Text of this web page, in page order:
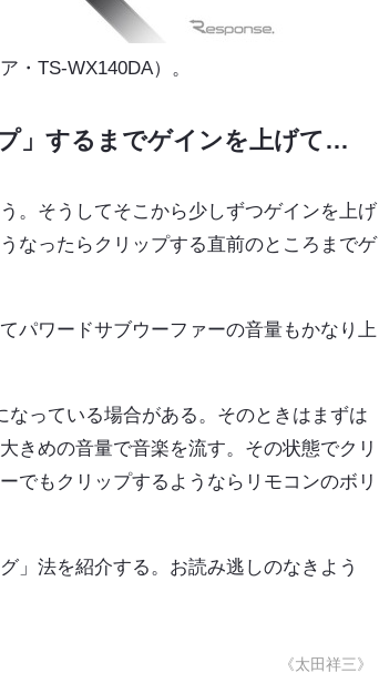
・TS-WX140DA）。
」するまでゲインを上げて…
。そうしてそこから少しずつゲインを上げ
なったらクリップする直前のところまでゲ
パワードサブウーファーの音量もかなり上
っている場合がある。そのときはまずは
きめの音量で音楽を流す。その状態でクリ
でもクリップするようならリモコンのボリ
」法を紹介する。お読み逃しのなきよう
《太田祥三》